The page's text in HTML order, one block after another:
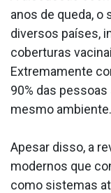
anos de queda, o
diversos países,
coberturas
Extremamente
90% das
mesmo ambiente.
Apesar disso, a
modernos que
como sistemas